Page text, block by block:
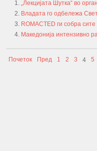
„Лекцијата Шутка“ во
Владата го одбележа
ROMACTED ги собра
Македонија интензивно
Почеток Пред 1 2 3 4 5